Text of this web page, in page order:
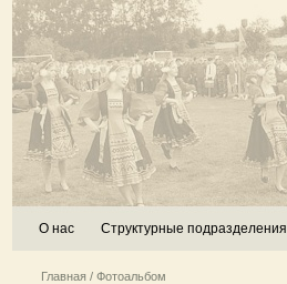
О нас Структурные подразделения
Главная / Фотоальбом